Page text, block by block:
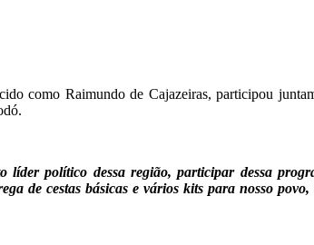
como Raimundo de Cajazeiras, participou
político dessa região, participar dessa
de cestas básicas e vários kits para nosso